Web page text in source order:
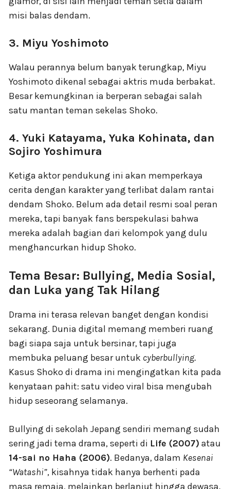
misi balas dendam.
3. Miyu Yoshimoto
Walau perannya belum banyak terungkap, Miyu
Yoshimoto dikenal sebagai aktris muda berbakat.
Besar kemungkinan ia berperan sebagai salah
satu mantan teman sekelas Shoko.
4. Yuki Katayama, Yuka Kohinata, dan
Sojiro Yoshimura
Ketiga aktor pendukung ini akan memperkaya
cerita dengan karakter yang terlibat dalam rantai
dendam Shoko. Belum ada detail resmi soal peran
mereka, tapi banyak fans berspekulasi bahwa
mereka adalah bagian dari kelompok yang dulu
menghancurkan hidup Shoko.
Tema Besar: Bullying, Media Sosial,
dan Luka yang Tak Hilang
Drama ini terasa relevan banget dengan kondisi
sekarang. Dunia digital memang memberi ruang
bagi siapa saja untuk bersinar, tapi juga
membuka peluang besar untuk cyberbullying.
Kasus Shoko di drama ini mengingatkan kita pada
kenyataan pahit: satu video viral bisa mengubah
hidup seseorang selamanya.
Bullying di sekolah Jepang sendiri memang sudah
sering jadi tema drama, seperti di Life (2007)atau
14-sai no Haha (2006). Bedanya, dalam Kesenai
“Watashi”, kisahnya tidak hanya berhenti pada
masa remaja, melainkan berlanjut hingga dewasa,